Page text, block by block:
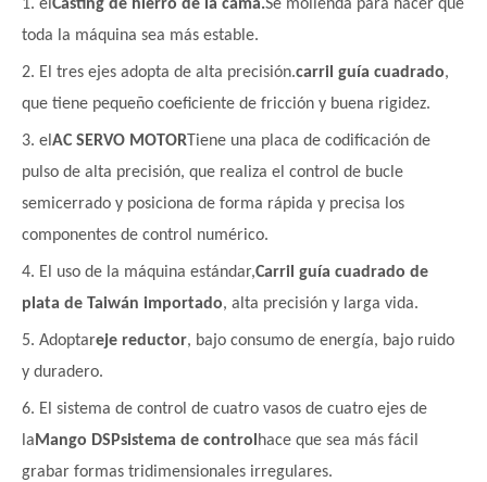
1. el Casting de hierro de la cama.Se molienda para hacer que
toda la máquina sea más estable.
2. El tres ejes adopta de alta precisión.carril guía cuadrado,
que tiene pequeño coeficiente de fricción y buena rigidez.
3. el AC SERVO MOTOR Tiene una placa de codificación de
pulso de alta precisión, que realiza el control de bucle
semicerrado y posiciona de forma rápida y precisa los
componentes de control numérico.
4. El uso de la máquina estándar,Carril guía cuadrado de
plata de Taiwán importado, alta precisión y larga vida.
5. Adoptareje reductor, bajo consumo de energía, bajo ruido
y duradero.
6. El sistema de control de cuatro vasos de cuatro ejes de
la Mango DSPsistema de control hace que sea más fácil
grabar formas tridimensionales irregulares.